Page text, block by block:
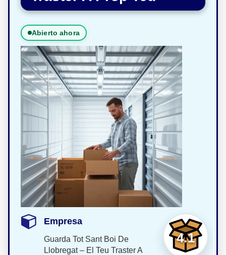
Abierto ahora
4.1
Empresa
Guarda Tot Sant Boi De
Llobregat – El Teu Traster A